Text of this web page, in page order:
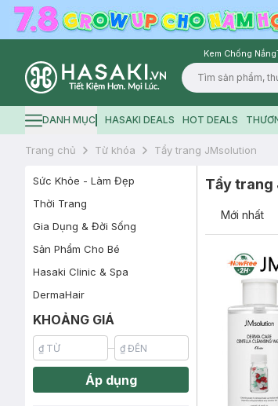
Kem Chống Nắng
Logo
Hamburger icon
DANH MỤC HASAKI DEALS HOT DEALS
Trang chủ Từ khóa Tẩy trang JMsolution
Sức Khỏe - Làm Đẹp
Thời Trang
Gia Dụng & Đời Sống
Sản Phẩm Cho Bé
Hasaki Clinic & Spa
DermaHair
KHOẢNG GIÁ
Áp dụng
Tẩy trang
Mới nhất